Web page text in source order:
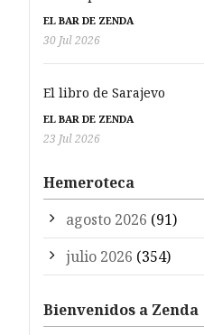
EL BAR DE ZENDA
30 Jul 2026
El libro de Sarajevo
EL BAR DE ZENDA
23 Jul 2026
Hemeroteca
agosto 2026 (91)
julio 2026 (354)
Bienvenidos a Zenda